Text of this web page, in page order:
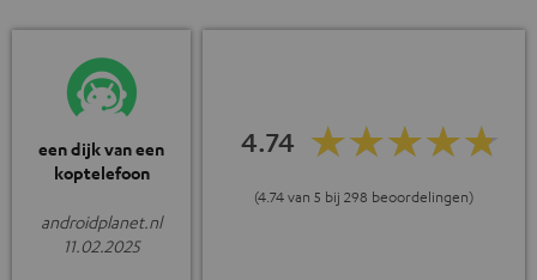
een dijk van een
koptelefoon
androidplanet.nl
11.02.2025
4.74
(4.74 van 5 bij 298 beoordelingen)